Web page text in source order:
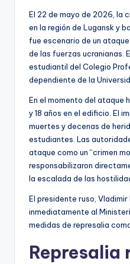
El 22 de mayo de 2026, la
en la región de Lugansk y
fue escenario de un
de las fuerzas ucranianas.
estudiantil del Colegio
dependiente de la
En el momento del ataque
y 18 años en el edificio. El
muertes y decenas de
estudiantes. Las
ataque como un “crimen
responsabilizaron
la escalada de las
El presidente ruso, Vladimir
inmediatamente al
medidas de represalia
Represalia